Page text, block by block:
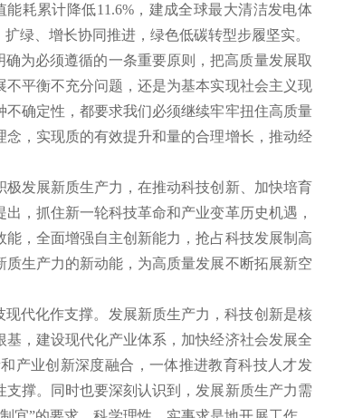
耗累计降低11.6%，建成全球最大清洁发电体
绿、增长协同推进，绿色低碳转型步履坚实。
为必须遵循的一条重要原则，把高质量发展取
平衡不充分问题，还是为基本实现社会主义现
确定性，都要求我们必须继续牢牢扭住高质量
，实现质的有效提升和量的合理增长，推动经
发展新质生产力，在推动科技创新、加快培育
，抓住新一轮科技革命和产业变革历史机遇，
，全面增强自主创新能力，抢占科技发展制高
生产力的新动能，为高质量发展不断拓展新空
代化作支撑。发展新质生产力，科技创新是核
，建设现代化产业体系，加快经济社会发展全
产业创新深度融合，一体推进教育科技人才发
撑。同时也要深刻认识到，发展新质生产力需